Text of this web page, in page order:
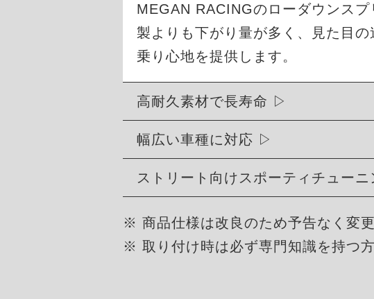
MEGAN RACINGのローダウンス
製よりも下がり量が多く、見た目
乗り心地を提供します。
高耐久素材で長寿命
幅広い車種に対応
ストリート向けスポーティチューニ
※ 商品仕様は改良のため予告なく変
※ 取り付け時は必ず専門知識を持つ